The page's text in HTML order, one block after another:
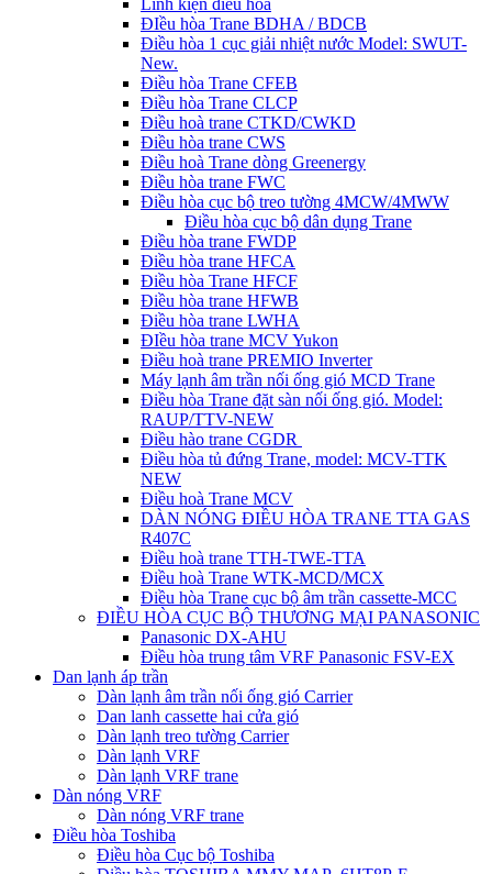
Linh kiện điều hòa
ĐIều hòa Trane BDHA / BDCB
Điều hòa 1 cục giải nhiệt nước Model: SWUT-
New.
Điều hòa Trane CFEB
Điều hòa Trane CLCP
Điều hoà trane CTKD/CWKD
Điều hòa trane CWS
Điều hoà Trane dòng Greenergy
Điều hòa trane FWC
Điều hòa cục bộ treo tường 4MCW/4MWW
Điều hòa cục bộ dân dụng Trane
Điều hòa trane FWDP
Điều hòa trane HFCA
Điều hòa Trane HFCF
Điều hòa trane HFWB
Điều hòa trane LWHA
ĐIều hòa trane MCV Yukon
Điều hoà trane PREMIO Inverter
Máy lạnh âm trần nối ống gió MCD Trane
Điều hòa Trane đặt sàn nối ống gió. Model:
RAUP/TTV-NEW
Điều hào trane CGDR
Điều hòa tủ đứng Trane, model: MCV-TTK
NEW
Điều hoà Trane MCV
DÀN NÓNG ĐIỀU HÒA TRANE TTA GAS
R407C
Điều hoà trane TTH-TWE-TTA
Điều hoà Trane WTK-MCD/MCX
Điều hòa Trane cục bộ âm trần cassette-MCC
ĐIỀU HÒA CỤC BỘ THƯƠNG MẠI PANASONIC
Panasonic DX-AHU
Điều hòa trung tâm VRF Panasonic FSV-EX
Dan lạnh áp trần
Dàn lạnh âm trần nối ống gió Carrier
Dan lanh cassette hai cửa gió
Dàn lạnh treo tường Carrier
Dàn lạnh VRF
Dàn lạnh VRF trane
Dàn nóng VRF
Dàn nóng VRF trane
Điều hòa Toshiba
Điều hòa Cục bộ Toshiba